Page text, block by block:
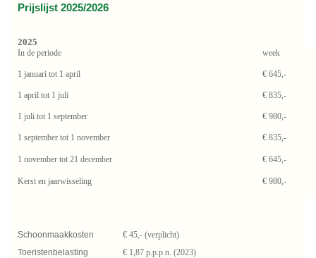
Prijslijst 2025/2026
2025
In de periode week
1 januari tot 1 april € 645,-
1 april tot 1 juli € 835,-
1 juli tot 1 september € 980,-
1 september tot 1 november € 835,-
1 november tot 21 december € 645,-
Kerst en jaarwisseling € 980,-
Schoonmaakkosten
€ 45,- (verplicht)
Toeristenbelasting
€ 1,87 p.p.p.n. (2023)